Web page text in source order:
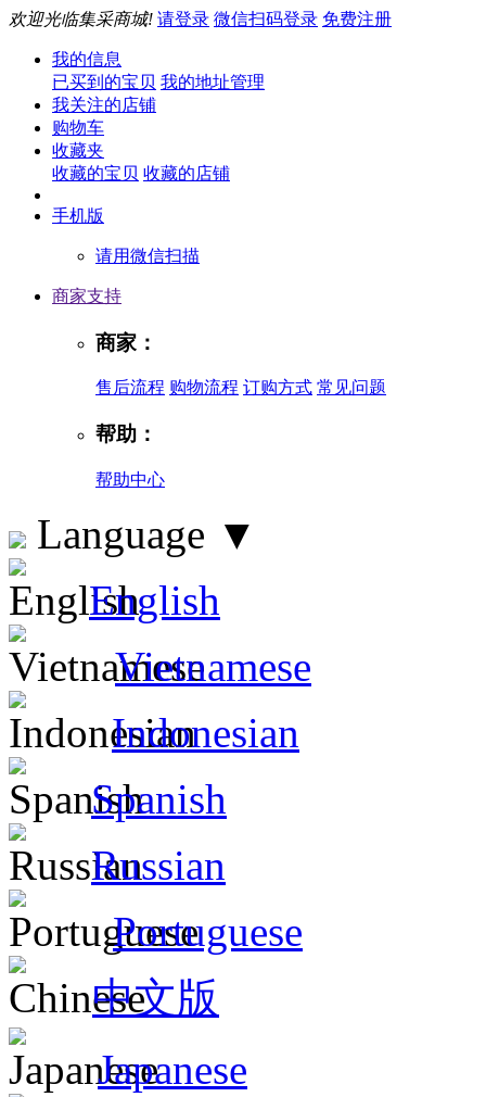
欢迎光临集采商城! 请登录 微信扫码登录 免费注册
我的信息
已买到的宝贝 我的地址管理
我关注的店铺
购物车
收藏夹
收藏的宝贝 收藏的店铺
手机版
请用微信扫描
商家支持
商家：
售后流程 购物流程 订购方式 常见问题
帮助：
帮助中心
Language ▼
English
Vietnamese
Indonesian
Spanish
Russian
Portuguese
中文版
Japanese